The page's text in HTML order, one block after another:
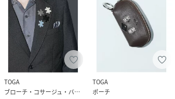
TOGA
ブローチ・コサージュ・バッジ
TOGA
ポーチ